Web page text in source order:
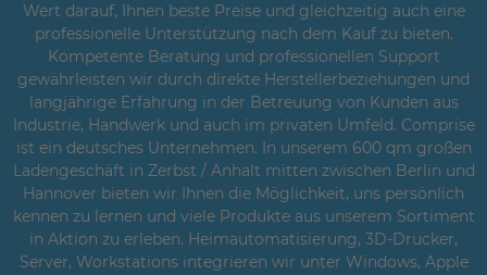
Wert darauf, Ihnen beste Preise und gleichzeitig auch eine
professionelle Unterstützung nach dem Kauf zu bieten.
Kompetente Beratung und professionellen Support
gewährleisten wir durch direkte Herstellerbeziehungen und
langjährige Erfahrung in der Betreuung von Kunden aus
Industrie, Handwerk und auch im privaten Umfeld. Comprise
ist ein deutsches Unternehmen. In unserem 600 qm großen
Ladengeschäft in Zerbst / Anhalt mitten zwischen Berlin und
Hannover bieten wir Ihnen die Möglichkeit, uns persönlich
kennen zu lernen und viele Produkte aus unserem Sortiment
in Aktion zu erleben. Heimautomatisierung, 3D-Drucker,
Server, Workstations integrieren wir unter Windows, Apple